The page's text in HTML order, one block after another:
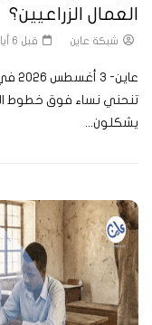
العمال الزراعيين؟
شبكة عاين قبل 6 أيام
تنحني نساء فوق خطوط
يشكلون...